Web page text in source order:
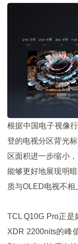
根据中国电子视像
登的电视分区背光
区面积进一步缩小
能够更好地展现明
质与OLED电视不相
TCL Q10G Pro正
XDR 2200nits的峰